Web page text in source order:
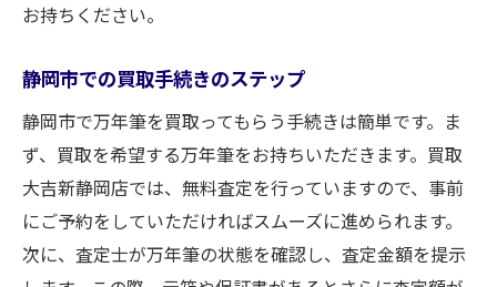
お持ちください。
静岡市での買取手続きのステップ
静岡市で万年筆を買取ってもらう手続きは簡単です。ま
ず、買取を希望する万年筆をお持ちいただきます。買取
大吉新静岡店では、無料査定を行っていますので、事前
にご予約をしていただければスムーズに進められます。
次に、査定士が万年筆の状態を確認し、査定金額を提示